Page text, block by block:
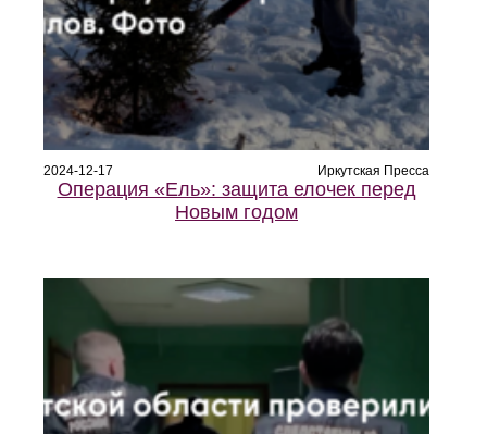
2024-12-17 Иркутская Пресса
Операция «Ель»: защита елочек перед
Новым годом